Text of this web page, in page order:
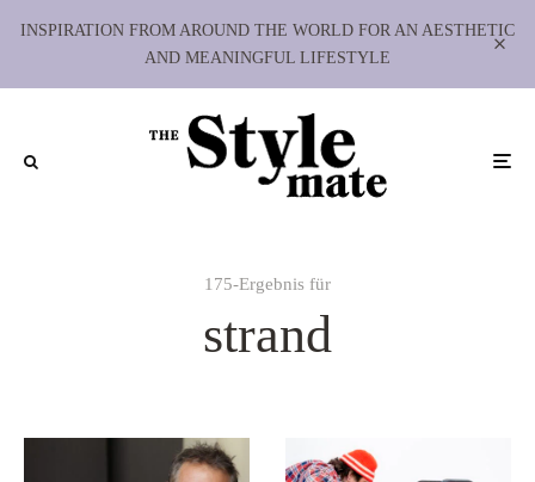
INSPIRATION FROM AROUND THE WORLD FOR AN AESTHETIC
AND MEANINGFUL LIFESTYLE
175-Ergebnis für
strand